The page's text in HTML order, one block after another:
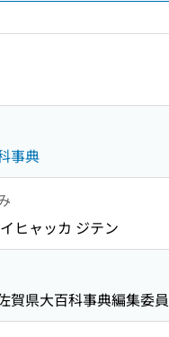
事典
ヒャッカ ジテン
賀県大百科事典編集委